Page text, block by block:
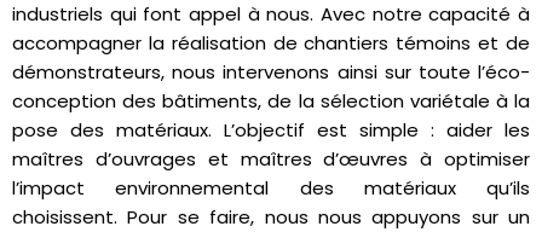
industriels qui font appel à nous. Avec notre capacité à
accompagner la réalisation de chantiers témoins et de
démonstrateurs, nous intervenons ainsi sur toute l’éco-
conception des bâtiments, de la sélection variétale à la
pose des matériaux. L’objectif est simple : aider les
maîtres d’ouvrages et maîtres d’œuvres à optimiser
l’impact environnemental des matériaux qu’ils
choisissent. Pour se faire, nous nous appuyons sur un